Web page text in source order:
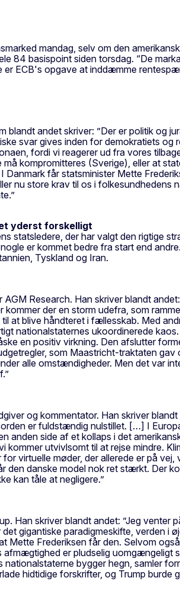
mandag, selv om den
84 basispoint siden torsdag. “De
ECB's opgave at inddæmme
andet skriver: ”Der er politik og
svar gives inden for demokratiets
fordi vi reagerer ud fra vores
kompromitteres (Sverige), eller at
får statsminister Mette
store krav til os i folkesundhedens
yderst forskelligt
statsledere, der har valgt den rigtige
er kommet bedre fra start end
Tyskland og Iran.
Research. Han skriver blandt
der en storm udefra, som
at blive håndteret i fællesskab. Med
nationalstaternes ukoordinerede
en positiv virkning. Den afslutter
som Maastricht-traktaten
alle omstændigheder. Men det var
og kommentator. Han skriver
er fuldstændig nulstillet. […] I
anden side af et kollaps i det
utvivlsomt til at rejse mindre.
virtuelle møder, der allerede er på
danske model nok ret stærkt. Der
kan tåle at negligere.”
Han skriver blandt andet: ”Jeg venter
gigantiske paradigmeskifte, verden i
Mette Frederiksen får den. Selvom
er pludselig uomgængeligt
bygger hegn, samler
hidtidige forskrifter, og Trump burde